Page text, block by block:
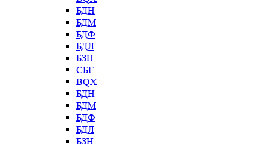
БДН
БДМ
БДФ
БДЛ
БЗН
СБГ
BQX
БДН
БДМ
БДФ
БДЛ
БЗН